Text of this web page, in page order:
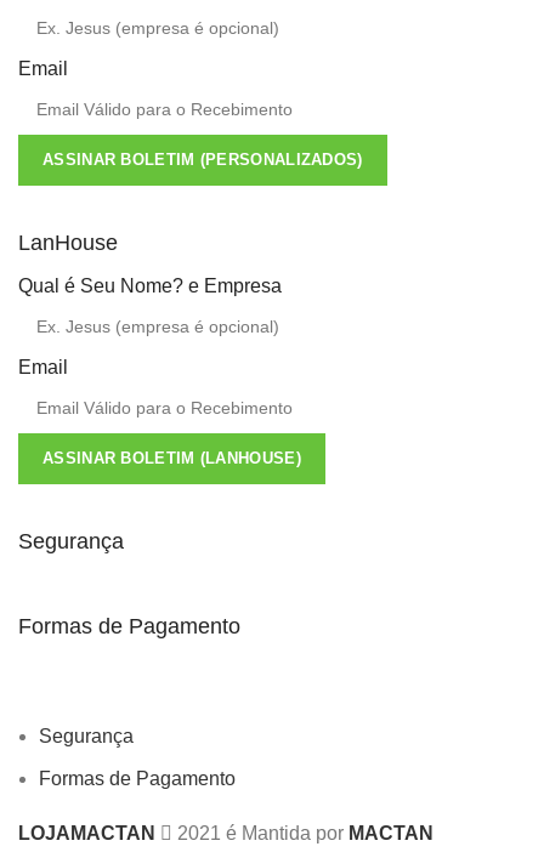
Email
ASSINAR BOLETIM (PERSONALIZADOS)
LanHouse
Qual é Seu Nome? e Empresa
Email
ASSINAR BOLETIM (LANHOUSE)
Segurança
Formas de Pagamento
Segurança
Formas de Pagamento
LOJAMACTAN 2021 é Mantida por MACTAN